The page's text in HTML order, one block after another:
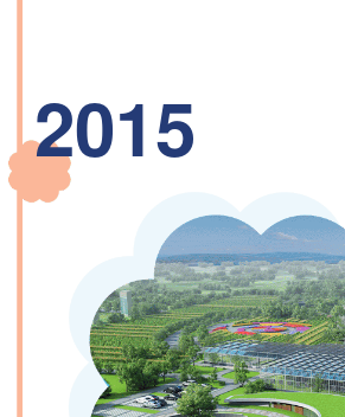
2015